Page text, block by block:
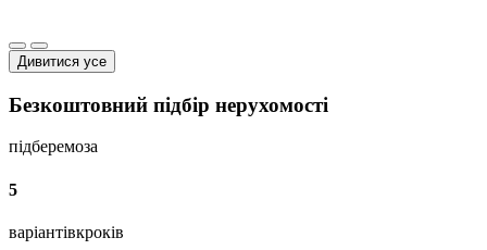
Дивитися усе
Безкоштовний підбір нерухомості
підберемоза
5
варіантівкроків